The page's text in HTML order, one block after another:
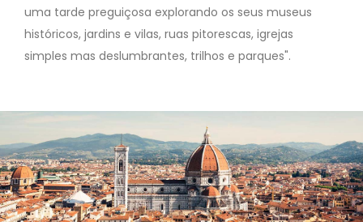
uma tarde preguiçosa explorando os seus museus
históricos, jardins e vilas, ruas pitorescas, igrejas
simples mas deslumbrantes, trilhos e parques".